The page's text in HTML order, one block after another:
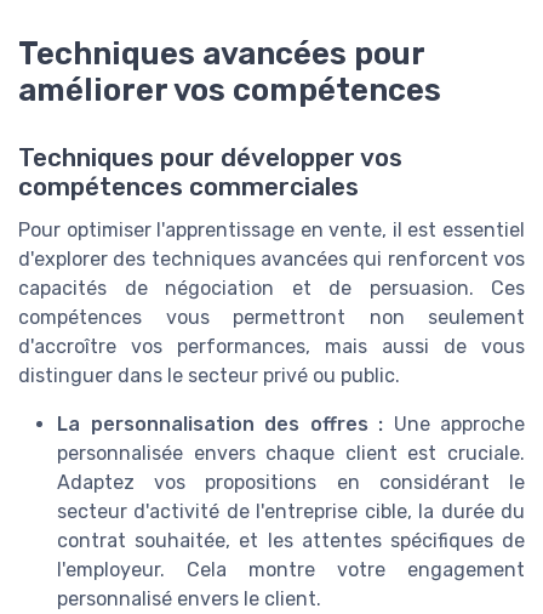
Techniques avancées pour
améliorer vos compétences
Techniques pour développer vos
compétences commerciales
Pour optimiser l'apprentissage en vente, il est essentiel
d'explorer des techniques avancées qui renforcent vos
capacités de négociation et de persuasion. Ces
compétences vous permettront non seulement
d'accroître vos performances, mais aussi de vous
distinguer dans le secteur privé ou public.
La personnalisation des offres : Une approche
personnalisée envers chaque client est cruciale.
Adaptez vos propositions en considérant le
secteur d'activité de l'entreprise cible, la durée du
contrat souhaitée, et les attentes spécifiques de
l'employeur. Cela montre votre engagement
personnalisé envers le client.